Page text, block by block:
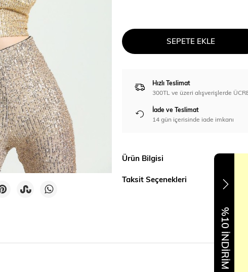
SEPETE EKLE
Hızlı Teslimat
300TL ve üzeri alışverişlerde
İade ve Teslimat
14 gün içerisinde iade imkanı
Ürün Bilgisi
Taksit Seçenekleri
%10 İNDİRİM